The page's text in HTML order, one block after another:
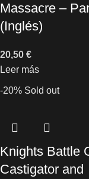
Massacre –
(Inglés)
20,50 €
Leer más
-20% Sold out
Knights Battle
Castigator and